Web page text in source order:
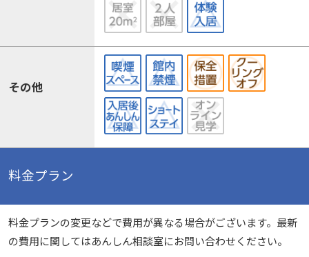
その他
料金プラン
料金プランの変更などで費用が異なる場合がございます。最新
の費用に関してはあんしん相談室にお問い合わせください。